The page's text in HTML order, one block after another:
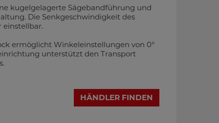
kugelgelagerte Sägebandführung und
Die Senkgeschwindigkeit des
einstellbar.
ermöglicht Winkeleinstellungen von 0°
unterstützt den Transport
HÄNDLER FINDEN